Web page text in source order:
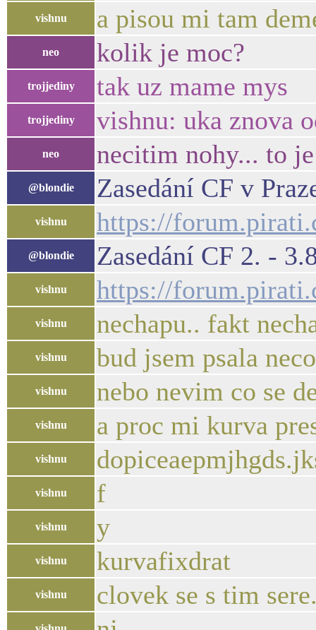
vishnu a pisou mi tam
neo kolik je moc?
trojjediny tak uz mame mys
trojjediny vishnu: uka znova
neo necitim nohy... to
@blondie Zasedání CF v
vishnu https://
@blondie Zasedání CF 2. -
vishnu https://
vishnu nechapu.. fakt
vishnu bud jsem psala
vishnu nebo nevim co se
vishnu a proc mi kurva
vishnu
vishnu f
vishnu y
vishnu kurvafixdrat
vishnu clovek se s tim